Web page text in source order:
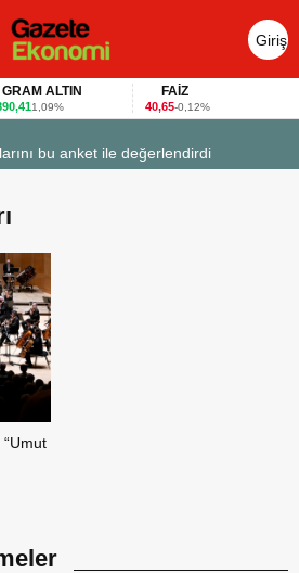
Giriş
Yap
GRAM ALTIN
1,09%
FAİZ
40,65-0,12%
bu anket ile değerlendirdi